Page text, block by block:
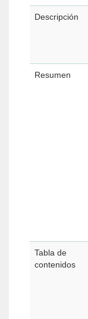
Descripción
Resumen
Tabla de
contenidos